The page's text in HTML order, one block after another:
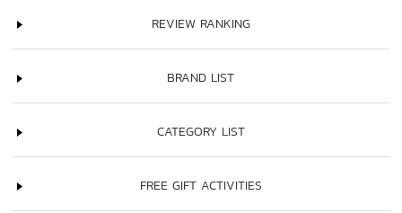
REVIEW RANKING
BRAND LIST
CATEGORY LIST
FREE GIFT ACTIVITIES